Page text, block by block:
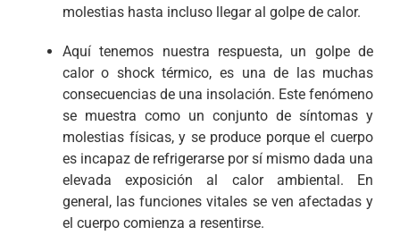
molestias hasta incluso llegar al golpe de calor.
Aquí tenemos nuestra respuesta, un golpe de
calor o shock térmico, es una de las muchas
consecuencias de una insolación. Este fenómeno
se muestra como un conjunto de síntomas y
molestias físicas, y se produce porque el cuerpo
es incapaz de refrigerarse por sí mismo dada una
elevada exposición al calor ambiental. En
general, las funciones vitales se ven afectadas y
el cuerpo comienza a resentirse.